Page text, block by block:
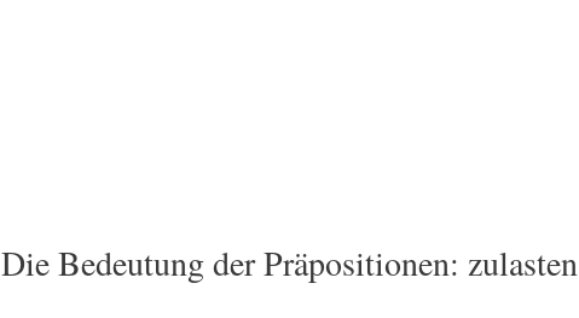
Die Bedeutung der Präpositionen: zulasten